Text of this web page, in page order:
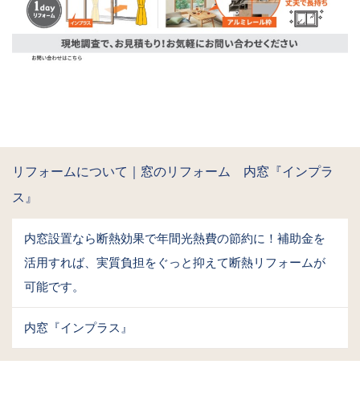
リフォームについて｜窓のリフォーム 内窓『インプラ
ス』
内窓設置なら断熱効果で年間光熱費の節約に！補助金を
活用すれば、実質負担をぐっと抑えて断熱リフォームが
可能です。
内窓『インプラス』